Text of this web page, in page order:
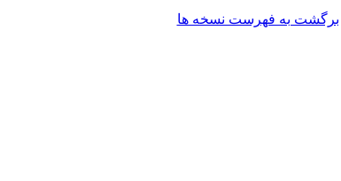
برگشت به فهرست نسخه ها